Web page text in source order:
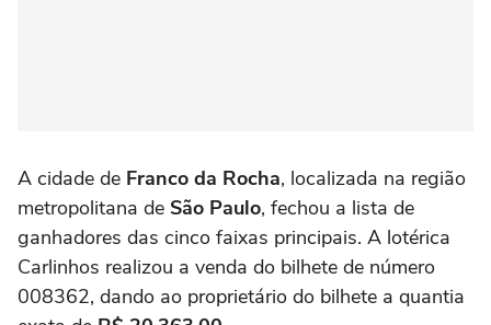
A cidade de Franco da Rocha, localizada na região
metropolitana de São Paulo, fechou a lista de
ganhadores das cinco faixas principais. A lotérica
Carlinhos realizou a venda do bilhete de número
008362, dando ao proprietário do bilhete a quantia